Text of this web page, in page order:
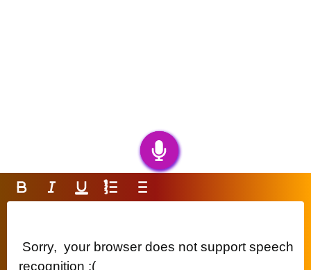
Sorry,  your browser does not support speech